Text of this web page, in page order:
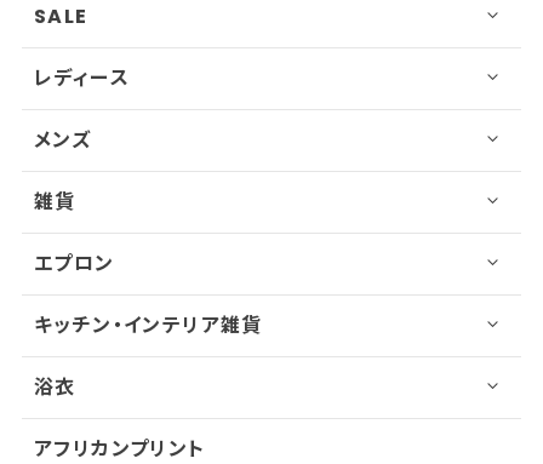
SALE
レディース
メンズ
雑貨
エプロン
キッチン・インテリア雑貨
浴衣
アフリカンプリント